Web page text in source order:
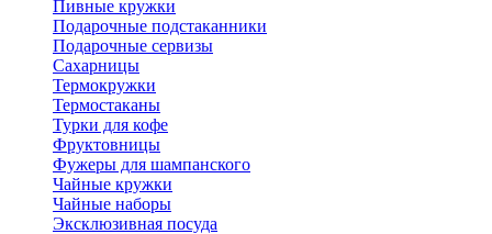
Пивные кружки
Подарочные подстаканники
Подарочные сервизы
Сахарницы
Термокружки
Термостаканы
Турки для кофе
Фруктовницы
Фужеры для шампанского
Чайные кружки
Чайные наборы
Эксклюзивная посуда